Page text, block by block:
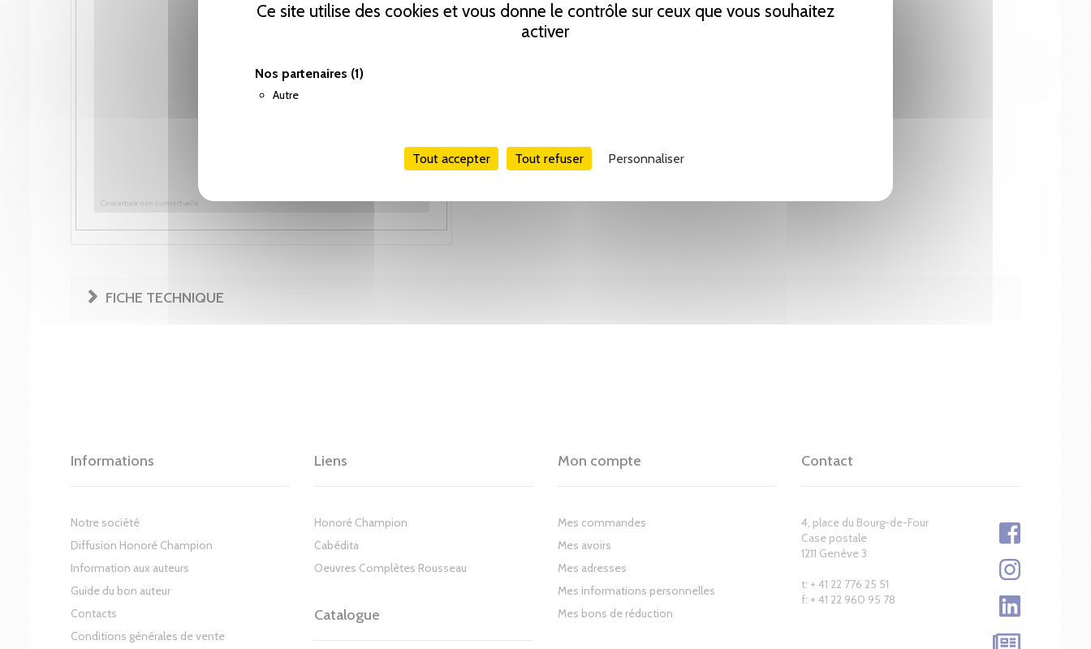
Ce site utilise des cookies et vous donne le contrôle sur ceux que vous souhaitez
activer
Nos partenaires (1)
Autre
Tout accepter Tout refuser Personnaliser
FICHE TECHNIQUE
Informations
Notre société
Diffusion Honoré Champion
Information aux auteurs
Guide du bon auteur
Contacts
Conditions générales de vente
Liens
Honoré Champion
Cabédita
Oeuvres Complètes Rousseau
Catalogue
Mon compte
Mes commandes
Mes avoirs
Mes adresses
Mes informations personnelles
Mes bons de réduction
Contact
4, place du Bourg-de-Four
Case postale
1211 Genève 3
t: + 41 22 776 25 51
f: + 41 22 960 95 78